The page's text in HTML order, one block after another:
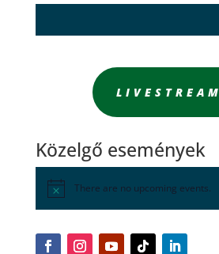
LIVESTREAM
Közelgő események
There are no upcoming events.